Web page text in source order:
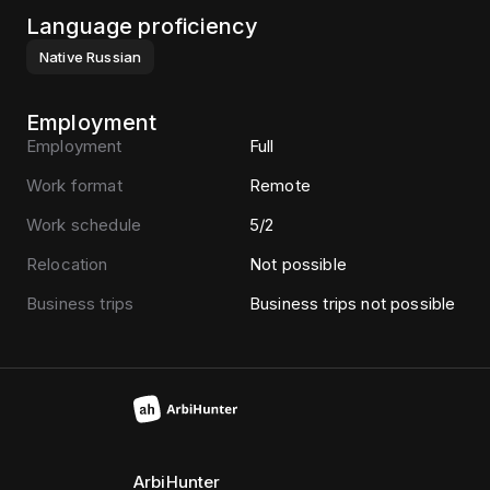
Language proficiency
Native Russian
Employment
Employment
Full
Work format
Remote
Work schedule
5/2
Relocation
Not possible
Business trips
Business trips not possible
ArbiHunter